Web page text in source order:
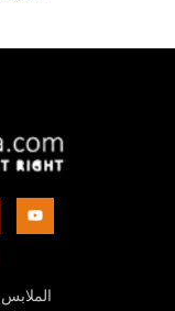
الملابس